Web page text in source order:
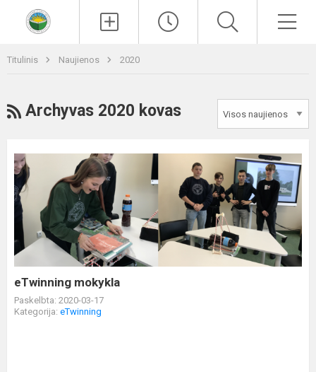
Titulinis Naujienos 2020
RSS
Archyvas 2020 kovas
eTwinning
mokykla
eTwinning mokykla
Paskelbta: 2020-03-17
Kategorija: eTwinning